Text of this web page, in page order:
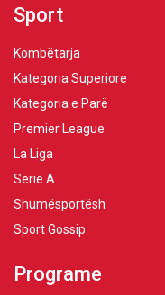
Sport
Kombëtarja
Kategoria Superiore
Kategoria e Parë
Premier League
La Liga
Serie A
Shumësportësh
Sport Gossip
Programe